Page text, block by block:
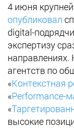
4 июня
опубликовал
digital-
экспертизу
агентств по
«Контекстная
«Performance-
«
высокие